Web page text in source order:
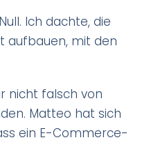
Ich dachte, die
aufbauen, mit den
nicht falsch von
Matteo hat sich
ein E-Commerce-